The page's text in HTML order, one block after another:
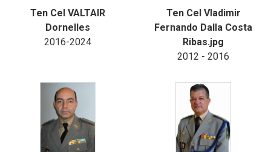
Ten Cel VALTAIR
Dornelles
2016-2024
Ten Cel Vladimir
Fernando Dalla Costa
Ribas.jpg
2012 - 2016